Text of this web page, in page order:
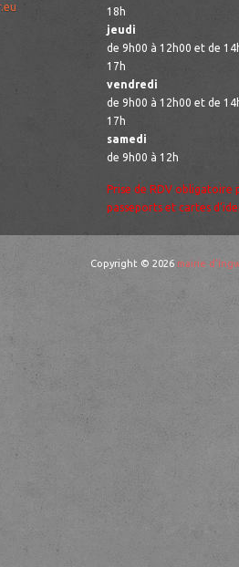
18h
jeudi
de 9h00 à 12h00 et de
17h
vendredi
de 9h00 à 12h00 et de
17h
samedi
de 9h00 à 12h
Prise de RDV obligatoire
passeports et cartes
Copyright © 2026 mairie